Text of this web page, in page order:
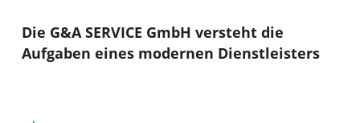
Die G&A SERVICE GmbH versteht die
Aufgaben eines modernen Dienstleisters